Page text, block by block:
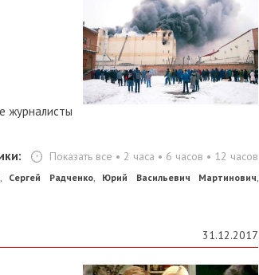
журналисты
Показать все • 2 часа • 6 часов • 12 часов
, Сергей Радченко, Юрий Васильевич Мартинович,
31.12.2017